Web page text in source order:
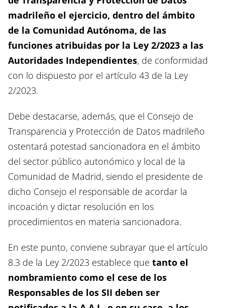
madrileño el ejercicio, dentro del ámbito
de la Comunidad Autónoma, de las
funciones atribuidas por la Ley 2/2023 a las
Autoridades Independientes, de conformidad
con lo dispuesto por el artículo 43 de la Ley
2/2023.
Debe destacarse, además, que el Consejo de
Transparencia y Protección de Datos madrileño
ostentará potestad sancionadora en el ámbito
del sector público autonómico y local de la
Comunidad de Madrid, siendo el presidente de
dicho Consejo el responsable de acordar la
incoación y dictar resolución en los
procedimientos en materia sancionadora.
En este punto, conviene subrayar que el artículo
8.3 de la Ley 2/2023 establece que tanto el
nombramiento como el cese de los
Responsables de los SII deben ser